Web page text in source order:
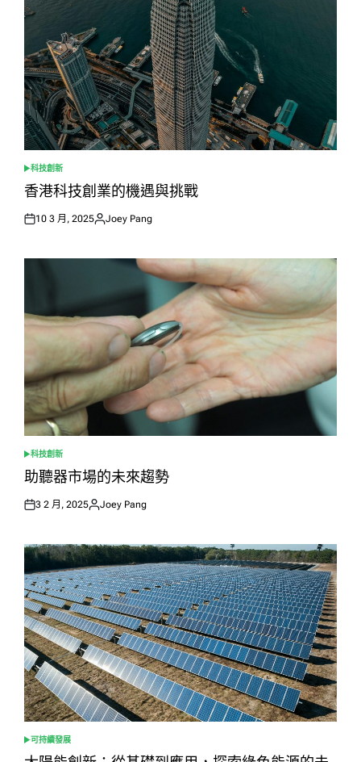
POSTED
IN
科技創新
香港科技創業的機遇與挑戰
Posted
10 3 月, 2025
Posted
Joey Pang
POSTED
IN
科技創新
助聽器市場的未來趨勢
Posted
3 2 月, 2025
Posted
Joey Pang
POSTED
IN
可持續發展